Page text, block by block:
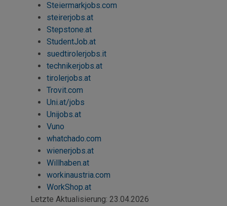
Steiermarkjobs.com
steirerjobs.at
Stepstone.at
StudentJob.at
suedtirolerjobs.it
technikerjobs.at
tirolerjobs.at
Trovit.com
Uni.at/jobs
Unijobs.at
Vuno
whatchado.com
wienerjobs.at
Willhaben.at
workinaustria.com
WorkShop.at
Letzte Aktualisierung: 23.04.2026